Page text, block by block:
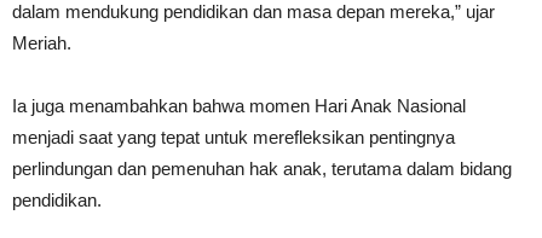
dalam mendukung pendidikan dan masa depan mereka,” ujar
Meriah.
Ia juga menambahkan bahwa momen Hari Anak Nasional
menjadi saat yang tepat untuk merefleksikan pentingnya
perlindungan dan pemenuhan hak anak, terutama dalam bidang
pendidikan.